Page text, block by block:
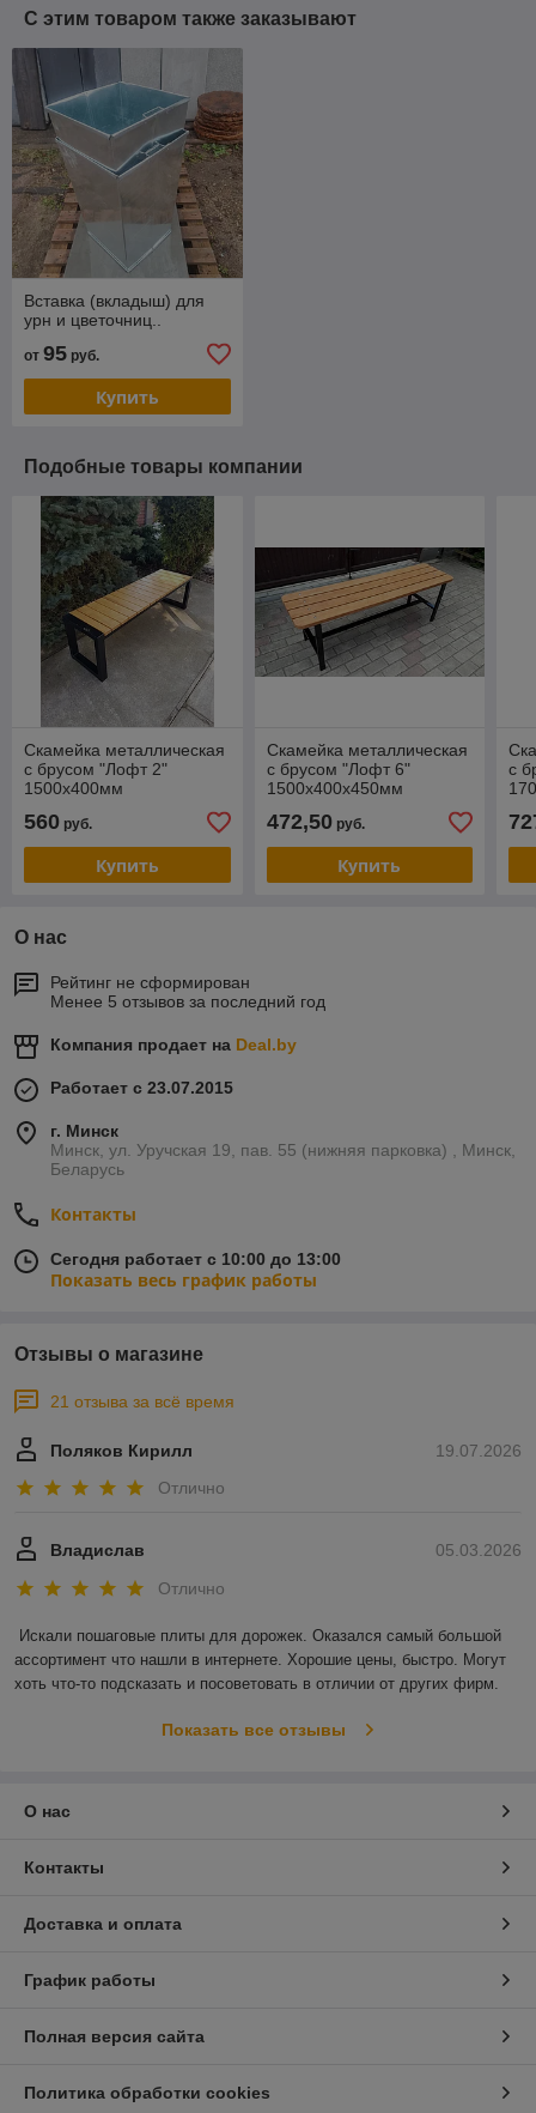
С этим товаром также заказывают
Вставка (вкладыш) для
урн и цветочниц..
от 95 руб.
Купить
Подобные товары компании
Скамейка металлическая
с брусом "Лофт 2"
1500х400мм
560 руб.
Купить
Скамейка металлическая
с брусом "Лофт 6"
1500х400х450мм
472,50руб.
Купить
с
О нас
Рейтинг не сформирован
Менее 5 отзывов за последний год
Компания продает на Deal.by
Работает с 23.07.2015
г. Минск
Минск, ул. Уручская 19, пав. 55 (нижняя парковка) , Минск,
Беларусь
Контакты
Сегодня работает с 10:00 до 13:00
Показать весь график работы
Отзывы о магазине
21 отзыва за всё время
19.07.2026
Поляков Кирилл
Отлично
05.03.2026
Владислав
Отлично
Искали пошаговые плиты для дорожек. Оказался самый большой
ассортимент что нашли в интернете. Хорошие цены, быстро. Могут
хоть что-то подсказать и посоветовать в отличии от других фирм.
Показать все отзывы
О нас
Контакты
Доставка и оплата
График работы
Полная версия сайта
Политика обработки cookies